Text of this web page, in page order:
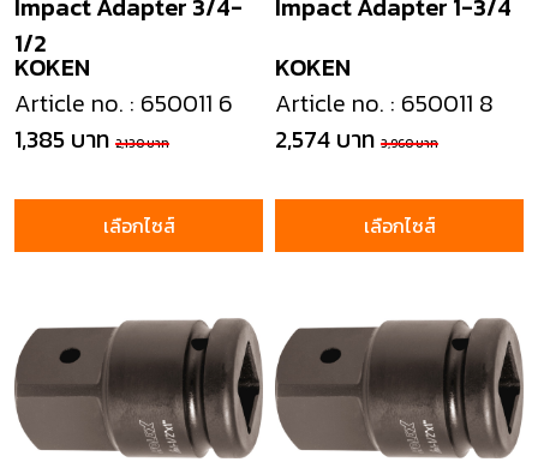
KOKEN
Impact Adapter 3/4-
1/2
Article no. : 650011 6
1,385 บาท 2,130 บาท
เลือกไซส์
KOKEN
Impact Adapter 1-3/4
Article no. : 650011 8
2,574 บาท 3,960 บาท
เลือกไซส์